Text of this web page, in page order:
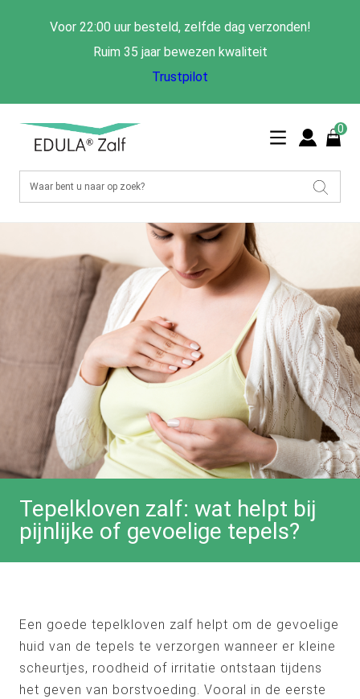
Voor 22:00 uur besteld, zelfde dag verzonden!
Ruim 35 jaar bewezen kwaliteit
Trustpilot
0
Tepelkloven zalf: wat helpt bij
pijnlijke of gevoelige tepels?
Een goede tepelkloven zalf helpt om de gevoelige
huid van de tepels te verzorgen wanneer er kleine
scheurtjes, roodheid of irritatie ontstaan tijdens
het geven van borstvoeding. Vooral in de eerste